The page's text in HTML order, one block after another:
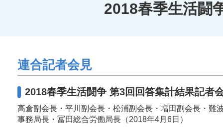
2018春季生活闘
連合記者会見
2018春季生活闘争 第3回回答集計結果記者
高倉副会長・平川副会長・松浦副会長・増田副会長・難
事務局長・冨田総合労働局長（2018年4月6日）